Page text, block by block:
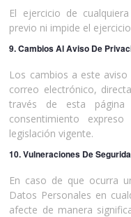
El ejercicio de
previo ni impide el
9. Cambios Al Aviso De
Los cambios a este
correo electrónico,
través de esta página
consentimiento
legislación vigente.
10. Vulneraciones De
En caso de que ocurra
Datos Personales en
afecte de manera